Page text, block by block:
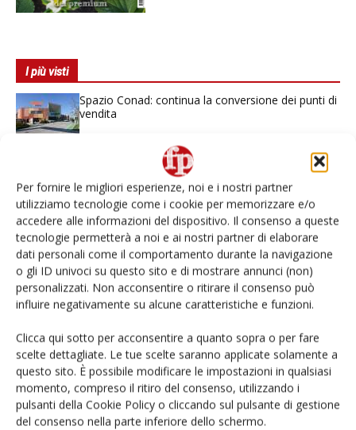
Per fornire le migliori esperienze, noi e i nostri partner
utilizziamo tecnologie come i cookie per memorizzare e/o
accedere alle informazioni del dispositivo. Il consenso a queste
tecnologie permetterà a noi e ai nostri partner di elaborare
dati personali come il comportamento durante la navigazione
o gli ID univoci su questo sito e di mostrare annunci (non)
personalizzati. Non acconsentire o ritirare il consenso può
influire negativamente su alcune caratteristiche e funzioni.
Clicca qui sotto per acconsentire a quanto sopra o per fare
scelte dettagliate. Le tue scelte saranno applicate solamente a
questo sito. È possibile modificare le impostazioni in qualsiasi
momento, compreso il ritiro del consenso, utilizzando i
pulsanti della Cookie Policy o cliccando sul pulsante di gestione
del consenso nella parte inferiore dello schermo.
I più visti
Spazio Conad: continua la conversione dei punti di
vendita
L’ortofrutta di Extra Supermercati tra localismo e
Ai #Repartofresh
Non è una susina: è Metis… e può rivoluzionare la
categoria
Andamento prezzi ortofrutta in Italia al 27 luglio
2026
Leonardo Odorizzi: “Dobbiamo creare stupore nel
punto di vendita” #vocidellortofrutta